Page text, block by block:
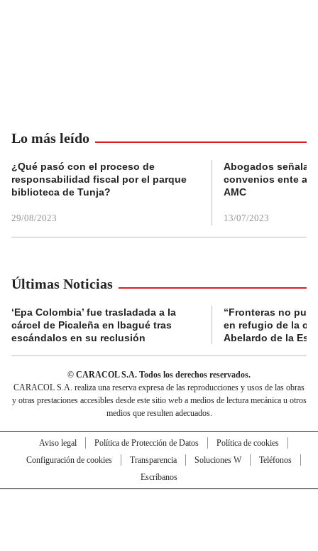
Lo más leído
¿Qué pasó con el proceso de
responsabilidad fiscal por el parque
biblioteca de Tunja?
29/08/2023
Abogados
convenios ente
AMC
13/07/2023
Últimas Noticias
‘Epa Colombia’ fue trasladada a la
cárcel de Picaleña en Ibagué tras
escándalos en su reclusión
“Fronteras no
en refugio de la
Abelardo de la
© CARACOL S.A. Todos los derechos reservados.
CARACOL S.A. realiza una reserva expresa de las reproducciones y usos de las obras
y otras prestaciones accesibles desde este sitio web a medios de lectura mecánica u otros
medios que resulten adecuados.
Aviso legal Política de Protección de Datos
Política de cookies
Configuración de cookies
Transparencia Soluciones W
Teléfonos
Escríbanos